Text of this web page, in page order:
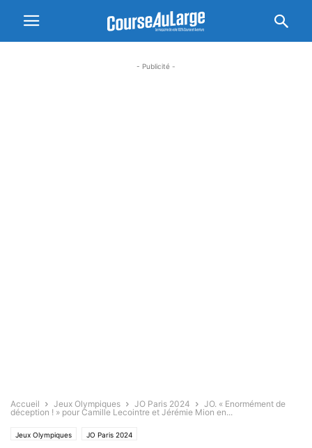
- Publicité -
Accueil Jeux Olympiques JO Paris 2024
JO. « Enormément de
déception ! » pour Camille Lecointre et Jérémie Mion en...
Jeux Olympiques JO Paris 2024